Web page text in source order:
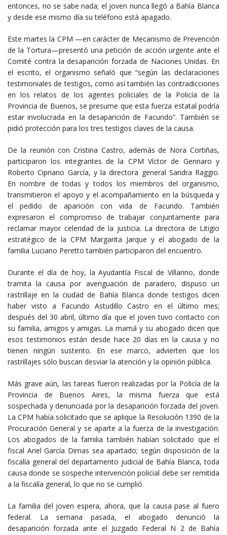
entonces, no se sabe nada; el joven nunca llegó a Bahía Blanca
y desde ese mismo día su teléfono está apagado.
Este martes la CPM —en carácter de Mecanismo de Prevención
de la Tortura—presentó una petición de acción urgente ante el
Comité contra la desaparición forzada de Naciones Unidas. En
el escrito, el organismo señaló que “según las declaraciones
testimoniales de testigos, como así también las contradicciones
en los relatos de los agentes policiales de la Policía de la
Provincia de Buenos, se presume que esta fuerza estatal podría
estar involucrada en la desaparición de Facundo”. También se
pidió protección para los tres testigos claves de la causa.
De la reunión con Cristina Castro, además de Nora Cortiñas,
participaron los integrantes de la CPM Víctor de Gennaro y
Roberto Cipriano García, y la directora general Sandra Raggio.
En nombre de todas y todos los miembros del organismo,
transmitieron el apoyo y el acompañamiento en la búsqueda y
el pedido de aparición con vida de Facundo. También
expresaron el compromiso de trabajar conjuntamente para
reclamar mayor celeridad de la justicia. La directora de Litigio
estratégico de la CPM Margarita Jarque y el abogado de la
familia Luciano Peretto también participaron del encuentro.
Durante el día de hoy, la Ayudantía Fiscal de Villarino, donde
tramita la causa por averiguación de paradero, dispuso un
rastrillaje en la ciudad de Bahía Blanca donde testigos dicen
haber visto a Facundo Astudillo Castro en el último mes;
después del 30 abril, último día que el joven tuvo contacto con
su familia, amigos y amigas. La mamá y su abogado dicen que
esos testimonios están desde hace 20 días en la causa y no
tienen ningún sustento. En ese marco, advierten que los
rastrillajes sólo buscan desviar la atención y la opinión pública.
Más grave aún, las tareas fueron realizadas por la Policía de la
Provincia de Buenos Aires, la misma fuerza que está
sospechada y denunciada por la desaparición forzada del joven.
La CPM había solicitado que se aplique la Resolución 1390 de la
Procuración General y se aparte a la fuerza de la investigación.
Los abogados de la familia también habían solicitado que el
fiscal Ariel García Dimas sea apartado; según disposición de la
fiscalía general del departamento judicial de Bahía Blanca, toda
causa donde se sospeche intervención policial debe ser remitida
a la fiscalía general, lo que no se cumplió.
La familia del joven espera, ahora, que la causa pase al fuero
federal. La semana pasada, el abogado denunció la
desaparición forzada ante el Juzgado Federal N 2 de Bahía